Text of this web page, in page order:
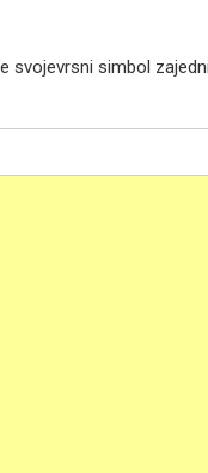
svojevrsni simbol